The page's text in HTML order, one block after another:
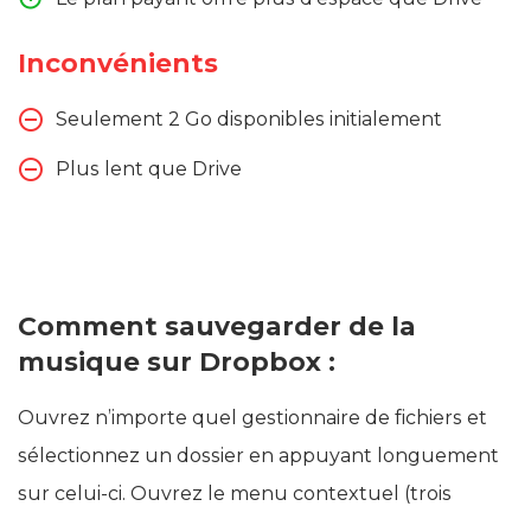
Inconvénients
Seulement 2 Go disponibles initialement
Plus lent que Drive
Comment sauvegarder de la
musique sur Dropbox :
Ouvrez n’importe quel gestionnaire de fichiers et
sélectionnez un dossier en appuyant longuement
sur celui-ci. Ouvrez le menu contextuel (trois